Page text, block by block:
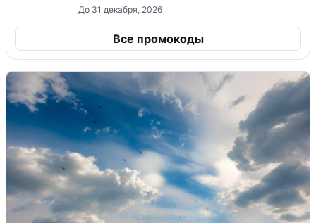
До 31 декабря, 2026
Все промокоды